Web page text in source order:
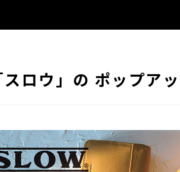
ロウ」の ポップア